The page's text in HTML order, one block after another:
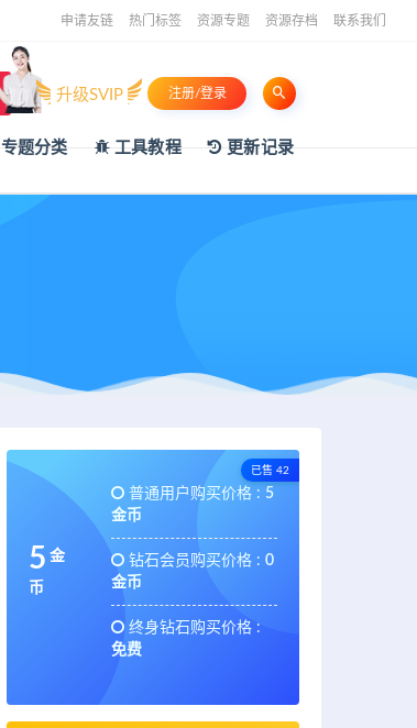
申请友链 热门标签 资源专题 资源存档 联系我们
升级SVIP 注册/登录
专题分类 工具教程 更新记录
已售 42
5 金
币
普通用户购买价格 : 5
金币
钻石会员购买价格 : 0
金币
终身钻石购买价格 :
免费